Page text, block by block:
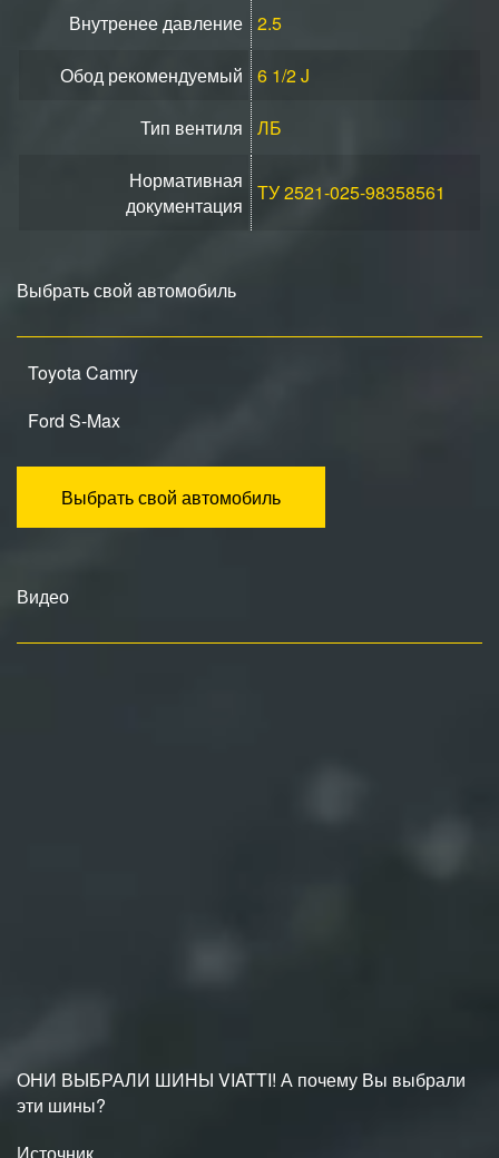
Внутренее давление 2.5
Обод рекомендуемый 6 1/2 J
Тип вентиля ЛБ
Нормативная
документация
ТУ 2521-025-98358561
Выбрать свой автомобиль
Toyota Camry
Ford S-Max
Выбрать свой автомобиль
Видео
ОНИ ВЫБРАЛИ ШИНЫ VIATTI! А почему Вы выбрали
эти шины?